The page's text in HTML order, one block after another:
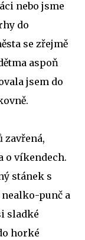
nebo jsme
do
se zřejmě
aspoň
jsem do
zavřená,
o víkendech.
stánek s
punč a
sladké
horké